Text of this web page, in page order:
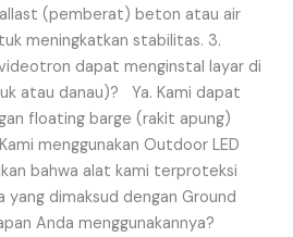
(pemberat) beton atau air
meningkatkan stabilitas. 3.
videotron dapat menginstal layar di
atau danau)? Ya. Kami dapat
floating barge (rakit apung)
menggunakan Outdoor LED
bahwa alat kami terproteksi
yang dimaksud dengan Ground
Anda menggunakannya?